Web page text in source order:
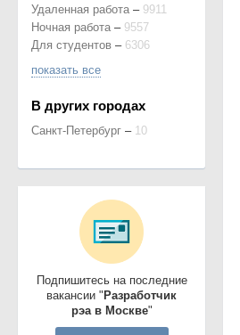
Удаленная работа – 9911
Ночная работа – 9557
Для студентов – 6306
показать все
В других городах
Санкт-Петербург – 10
Подпишитесь на последние
вакансии " Разработчик
рэа в Москве"